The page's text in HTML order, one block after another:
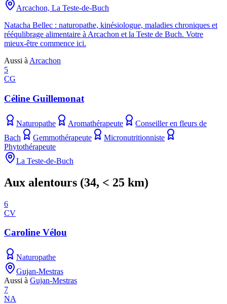
Arcachon, La Teste-de-Buch
Natacha Bellec : naturopathe, kinésiologue, maladies chroniques et
rééqulibrage alimentaire à Arcachon et la Teste de Buch. Votre
mieux-être commence ici.
Aussi àArcachon
5
CG
Céline Guillemonat
Naturopathe Aromathérapeute
Conseiller en fleurs de
Bach
Gemmothérapeute
Micronutritionniste
Phytothérapeute
La Teste-de-Buch
Aux alentours (34, < 25 km)
6
CV
Caroline Vélou
Naturopathe
Gujan-Mestras
Aussi à Gujan-Mestras
7
NA